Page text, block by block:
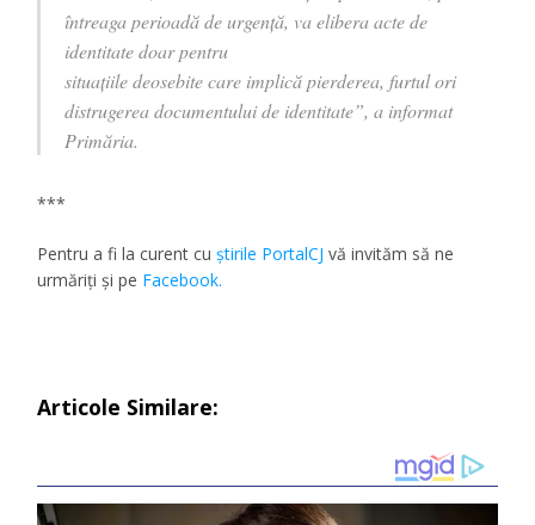
întreaga perioadă de urgență, va elibera acte de
identitate doar pentru
situațiile deosebite care implică pierderea, furtul ori
distrugerea documentului de identitate”, a informat
Primăria.
***
Pentru a fi la curent cuştirile PortalCJ vă invităm să ne
urmăriţi şi pe Facebook.
Articole Similare: